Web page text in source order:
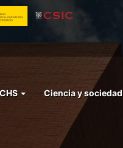
Ciencia y sociedad